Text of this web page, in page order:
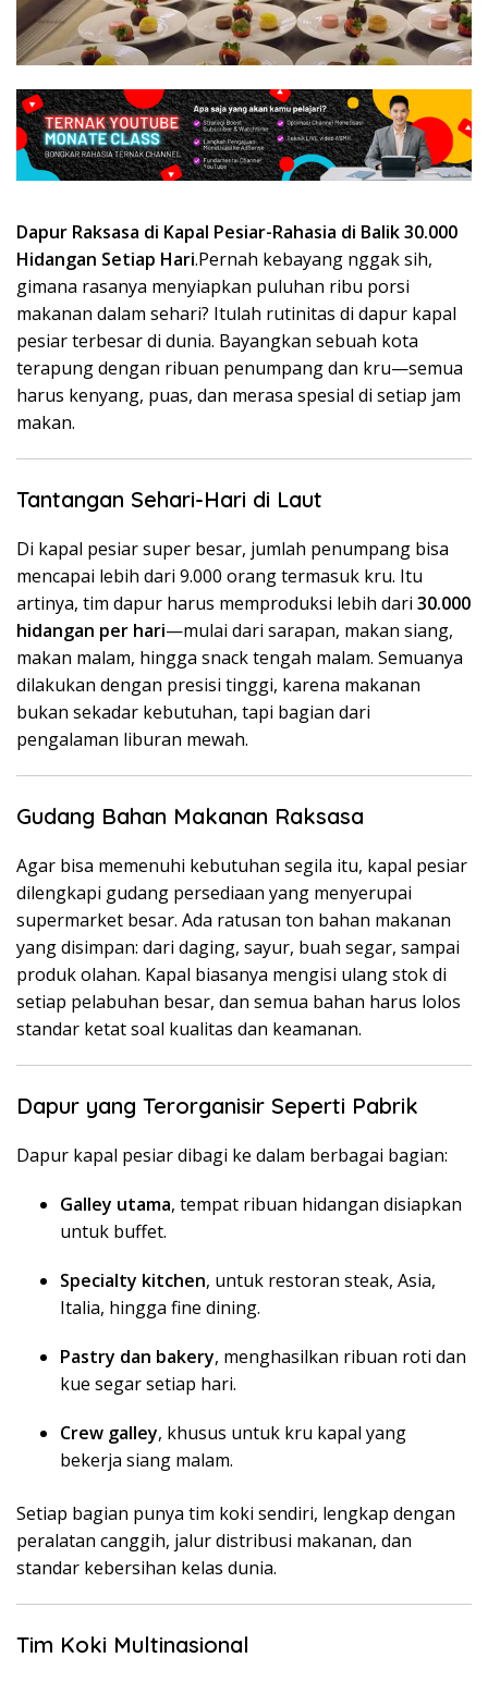
hotel
luar
resmi
kapal
pesiar,
Dapur Raksasa di Kapal Pesiar-Rahasia di Balik 30.000
Hidangan Setiap Hari.Pernah kebayang nggak sih,
gimana rasanya menyiapkan puluhan ribu porsi
makanan dalam sehari? Itulah rutinitas di dapur kapal
pesiar terbesar di dunia. Bayangkan sebuah kota
terapung dengan ribuan penumpang dan kru—semua
harus kenyang, puas, dan merasa spesial di setiap jam
makan.
Tantangan Sehari-Hari di Laut
Di kapal pesiar super besar, jumlah penumpang bisa
mencapai lebih dari 9.000 orang termasuk kru. Itu
artinya, tim dapur harus memproduksi lebih dari 30.000
hidangan per hari—mulai dari sarapan, makan siang,
makan malam, hingga snack tengah malam. Semuanya
dilakukan dengan presisi tinggi, karena makanan
bukan sekadar kebutuhan, tapi bagian dari
pengalaman liburan mewah.
Gudang Bahan Makanan Raksasa
Agar bisa memenuhi kebutuhan segila itu, kapal pesiar
dilengkapi gudang persediaan yang menyerupai
supermarket besar. Ada ratusan ton bahan makanan
yang disimpan: dari daging, sayur, buah segar, sampai
produk olahan. Kapal biasanya mengisi ulang stok di
setiap pelabuhan besar, dan semua bahan harus lolos
standar ketat soal kualitas dan keamanan.
Dapur yang Terorganisir Seperti Pabrik
Dapur kapal pesiar dibagi ke dalam berbagai bagian:
Galley utama, tempat ribuan hidangan disiapkan
untuk buffet.
Specialty kitchen, untuk restoran steak, Asia,
Italia, hingga fine dining.
Pastry dan bakery, menghasilkan ribuan roti dan
kue segar setiap hari.
Crew galley, khusus untuk kru kapal yang
bekerja siang malam.
Setiap bagian punya tim koki sendiri, lengkap dengan
peralatan canggih, jalur distribusi makanan, dan
standar kebersihan kelas dunia.
Tim Koki Multinasional